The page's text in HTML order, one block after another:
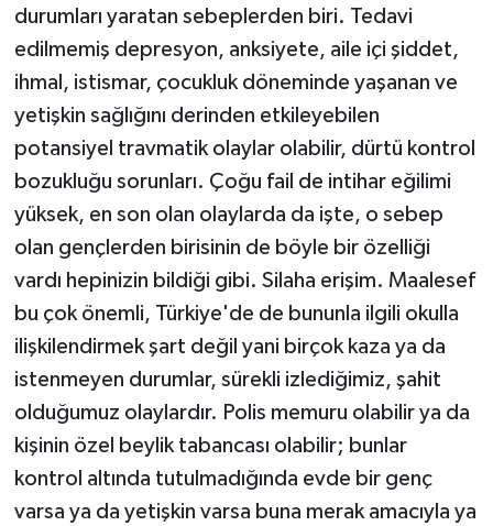
durumları yaratan sebeplerden biri. Tedavi
edilmemiş depresyon, anksiyete, aile içi şiddet,
ihmal, istismar, çocukluk döneminde yaşanan ve
yetişkin sağlığını derinden etkileyebilen
potansiyel travmatik olaylar olabilir, dürtü kontrol
bozukluğu sorunları. Çoğu fail de intihar eğilimi
yüksek, en son olan olaylarda da işte, o sebep
olan gençlerden birisinin de böyle bir özelliği
vardı hepinizin bildiği gibi. Silaha erişim. Maalesef
bu çok önemli, Türkiye'de de bununla ilgili okulla
ilişkilendirmek şart değil yani birçok kaza ya da
istenmeyen durumlar, sürekli izlediğimiz, şahit
olduğumuz olaylardır. Polis memuru olabilir ya da
kişinin özel beylik tabancası olabilir; bunlar
kontrol altında tutulmadığında evde bir genç
varsa ya da yetişkin varsa buna merak amacıyla ya